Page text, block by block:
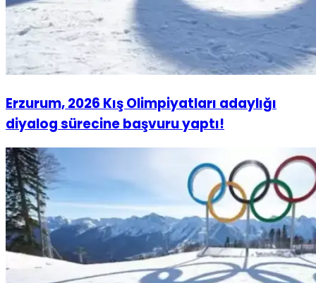
Erzurum, 2026 Kış Olimpiyatları adaylığı
diyalog sürecine başvuru yaptı!